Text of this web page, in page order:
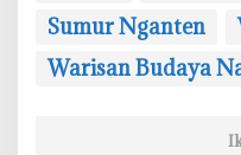
Sumur Nganten
Warisan Budaya